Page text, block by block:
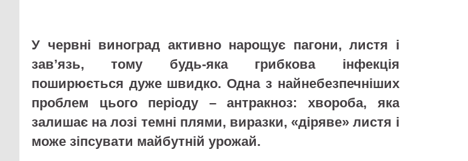
У червні виноград активно нарощує пагони, листя і
зав’язь, тому будь-яка грибкова інфекція
поширюється дуже швидко. Одна з найнебезпечніших
проблем цього періоду – антракноз: хвороба, яка
залишає на лозі темні плями, виразки, «діряве» листя і
може зіпсувати майбутній урожай.